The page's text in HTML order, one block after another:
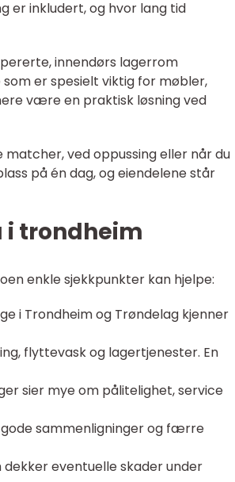
er inkludert, og hvor lang tid
innendørs lagerrom
er spesielt viktig for møbler,
være en praktisk løsning ved
ved oppussing eller når du
på én dag, og eiendelene står
trondheim
enkle sjekkpunkter kan hjelpe:
i Trondheim og Trøndelag kjenner
flyttevask og lagertjenester. En
sier mye om pålitelighet, service
sammenligninger og færre
dekker eventuelle skader under